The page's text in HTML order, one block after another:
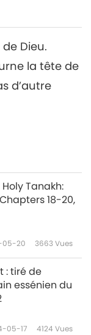
Dieu.
la tête de
d’autre
Tanakh:
18-20,
05-20 3663Vues
: tiré de
essénien du
05-17 4124 Vues